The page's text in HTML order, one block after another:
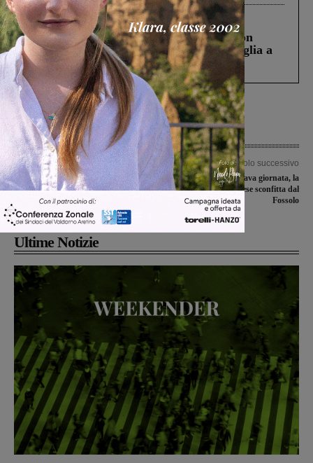
Cronaca 3 Agosto 2026
Scomparso da una struttura di Castiglion
Fiorentino l’uomo che aveva ucciso la figlia a
Levane nel 2020
Articolo precedente
Truffe on line, due quelle scoperte, tre
le persone denunciate
Articolo successivo
Recupero dell’ottava giornata, la
Futsal Sangiovannese sconfitta dal
Fossolo
Ultime Notizie